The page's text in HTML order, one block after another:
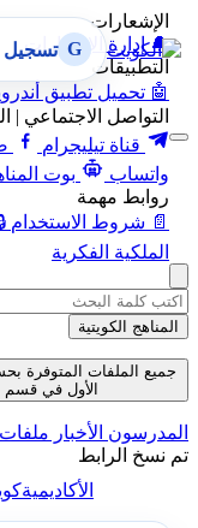
الإشعارات
🔔 إدارة الإشعارات
التطبيقات
🤖 تحميل تطبيق
التواصل الاجتماعي
قناة تيليجرام
واتساب
بوت
روابط مهمة
📄 شروط الاستخدام
الملكية الفكرية
G تسجيل
المناهج الكويتية
جميع الملفات
الأول في قسم
المدرسون الأخبار ملفات
تم نسخ الرابط
الأكاديمية